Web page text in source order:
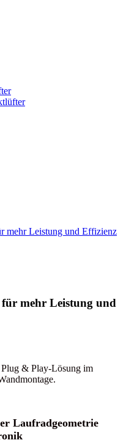
mehr Leistung und Effizienz
mehr Leistung und
Plug & Play-Lösung im
Laufradgeometrie